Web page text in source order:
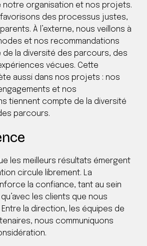
notre organisation et nos projets.
favorisons des processus justes,
À l’externe, nous veillons à
et nos recommandations
la diversité des parcours, des
vécues. Cette
aussi dans nos projets : nos
et nos
tiennent compte de la diversité
parcours.
les meilleurs résultats émergent
circule librement. La
la confiance, tant au sein
les clients que nous
la direction, les équipes de
nous communiquons